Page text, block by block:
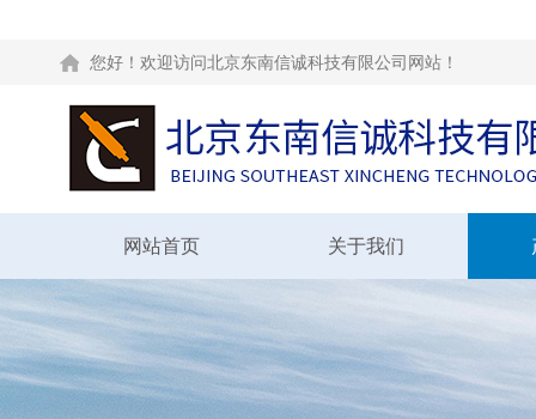
您好！欢迎访问北京东南信诚科技有限公司网站！
网站首页 关于我们